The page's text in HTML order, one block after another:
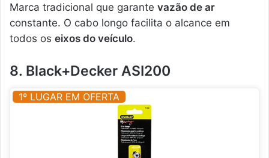
Marca tradicional que garante vazão de ar
constante. O cabo longo facilita o alcance em
todos os eixos do veículo.
8. Black+Decker ASI200
1º LUGAR EM OFERTA